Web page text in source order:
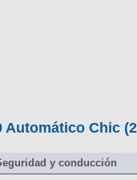
Automático Chic
y conducción